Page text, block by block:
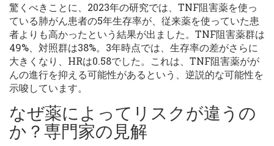
驚くべきことに、2023年の研究では、TNF阻害薬を使っ
ている肺がん患者の5年生存率が、従来薬を使っていた患
者よりも高かったという結果が出ました。TNF阻害薬群は
49%、対照群は38%。3年時点では、生存率の差がさらに
大きくなり、HRは0.58でした。これは、TNF阻害薬がが
んの進行を抑える可能性があるという、逆説的な可能性を
示唆しています。
なぜ薬によってリスクが違うの
か？専門家の見解